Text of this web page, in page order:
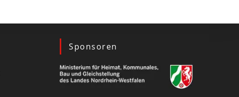
Sponsoren